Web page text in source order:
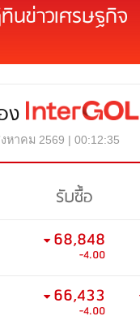
นข่าวเศรษฐกิจ
ง
หาคม 2569 | 00:12:35
รับซื้อ
68,848
-4.00
66,433
-4.00